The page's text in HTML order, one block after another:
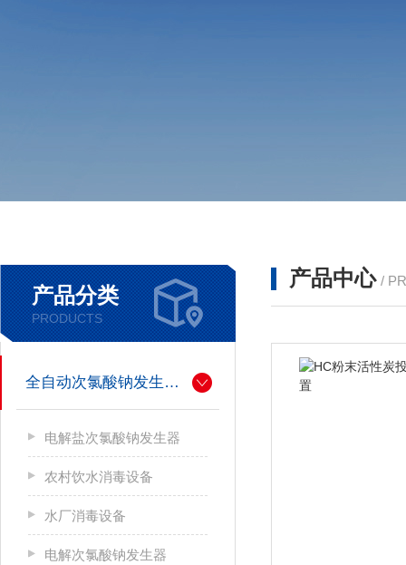
产品分类
PRODUCTS
全自动次氯酸钠发生器厂家
电解盐次氯酸钠发生器
农村饮水消毒设备
水厂消毒设备
电解次氯酸钠发生器
产品中心 /